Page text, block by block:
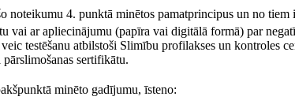
4. punktā minētos pamatprincipus un no tiem
vai ar apliecinājumu (papīra vai digitālā formā) par
testēšanu atbilstoši Slimību profilakses un kontroles
sertifikātu.
minēto gadījumu, īsteno: